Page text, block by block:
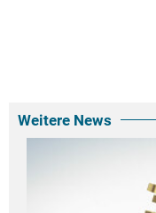
Weitere News